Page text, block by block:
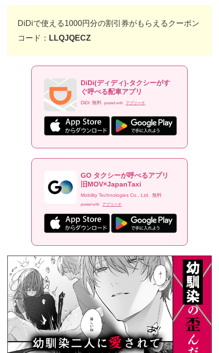
DiDiで使える1000円分の割引券がもらえるクーポン
コード： LLQJQECZ
DiDi(ディディ)-タクシーがす
ぐ呼べる配車アプリ
DiDi 無料 posted with アプリーチ
GO タクシーが呼べるアプリ
旧MOV×JapanTaxi
Mobility Technologies Co., Ltd. 無料
posted with アプリーチ